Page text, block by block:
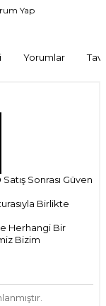
Yap
Yorumlar
Sonrası Güven
Birlikte
Herhangi Bir
Bizim